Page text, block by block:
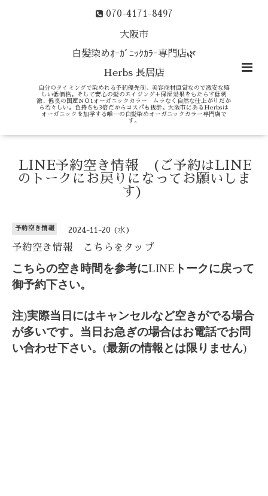
070-4171-8497
大阪市
白髪染めｵｰｶﾞﾆｯｸｶﾗｰ専門店🌿
Herbs 長居店
自分のタイミングで染めれる予約優先制、美容商材直営なので激安な嬉
しい低価格。そして安心の髪のエイジング＋保湿効果をもたらす低刺
激、低臭の国産ＮＯ1オーガニックカラー ムラなく自然な仕上がりだか
ら若々しい。色持ちも3倍だからコスパも抜群。大阪市にあるHerbsは
オーガニックを加学する唯一の白髪染めオーガニックカラー専門店で
す。
LINE予約空き情報 (ご予約はLINE
のトークにお戻りになってお願いしま
す)
予約空き情報 2024-11-20 (水)
予約空き情報 こちらをタップ
こちらの空き時間を参考にLINE トークに戻って
御予約下さい。
注)実際当日にはキャンセルなど空きがでる場合
が多いです。当日お急ぎの場合はお電話でお問
い合わせ下さい。 (最新の情報とは限りません)